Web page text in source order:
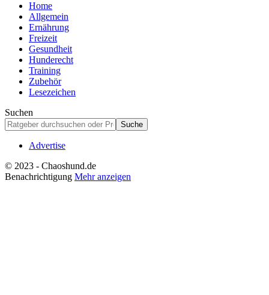
Home
Allgemein
Ernährung
Freizeit
Gesundheit
Hunderecht
Training
Zubehör
Lesezeichen
Suchen
Advertise
© 2023 - Chaoshund.de
Benachrichtigung Mehr anzeigen